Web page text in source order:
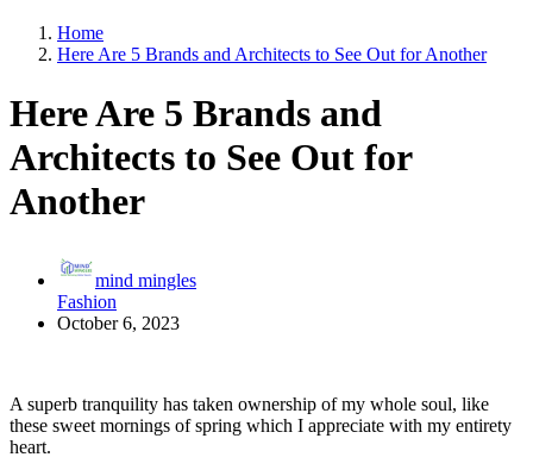
Home
Here Are 5 Brands and Architects to See Out for Another
Here Are 5 Brands and
Architects to See Out for
Another
mind mingles
Fashion
October 6, 2023
A superb tranquility has taken ownership of my whole soul, like
these sweet mornings of spring which I appreciate with my entirety
heart.